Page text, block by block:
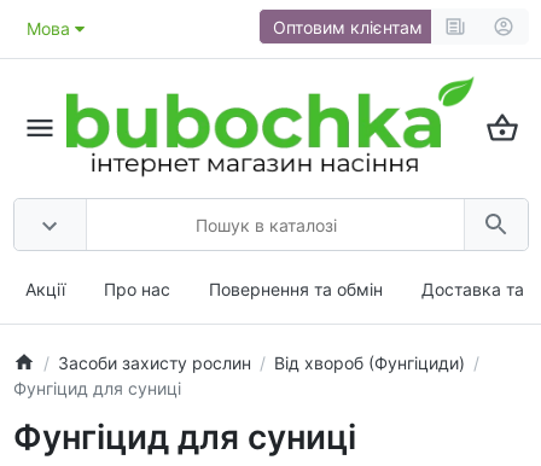
Мова Оптовим клієнтам
Акції Про нас Повернення та обмін Доставка та
Засоби захисту рослин
Від хвороб (Фунгіциди)
Фунгіцид для суниці
Фунгіцид для суниці